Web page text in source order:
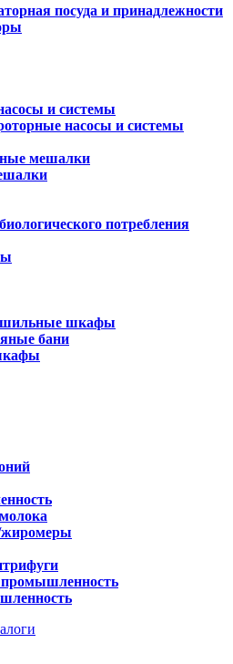
посуда и принадлежности
и системы
насосы и системы
мешалки
потребления
шкафы
бани